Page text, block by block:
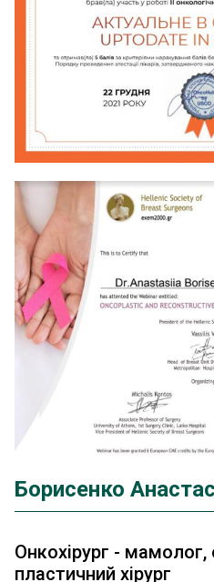
Борисенко
Онкохірург -
пластичний хірург